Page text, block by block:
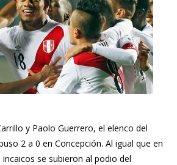
y Paolo Guerrero, el elenco del
2 a 0 en Concepción. Al igual que en
se subieron al podio del